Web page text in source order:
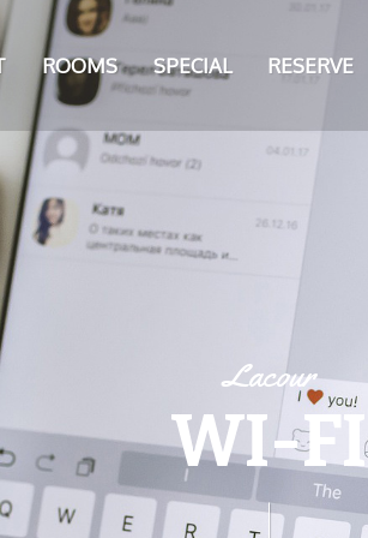
ROOMS SPECIAL RESERVE
Lacour
WI-FI